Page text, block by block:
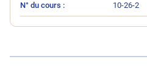
10-26-2